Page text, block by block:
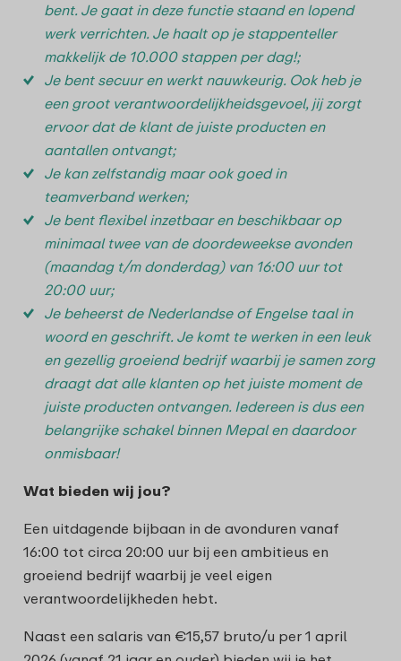
bent. Je gaat in deze functie staand en lopend
werk verrichten. Je haalt op je stappenteller
makkelijk de 10.000 stappen per dag!;
Je bent secuur en werkt nauwkeurig. Ook heb je
een groot verantwoordelijkheidsgevoel, jij zorgt
ervoor dat de klant de juiste producten en
aantallen ontvangt;
Je kan zelfstandig maar ook goed in
teamverband werken;
Je bent flexibel inzetbaar en beschikbaar op
minimaal twee van de doordeweekse avonden
(maandag t/m donderdag) van 16:00 uur tot
20:00 uur;
Je beheerst de Nederlandse of Engelse taal in
woord en geschrift. Je komt te werken in een leuk
en gezellig groeiend bedrijf waarbij je samen zorg
draagt dat alle klanten op het juiste moment de
juiste producten ontvangen. Iedereen is dus een
belangrijke schakel binnen Mepal en daardoor
onmisbaar!
Wat bieden wij jou?
Een uitdagende bijbaan in de avonduren vanaf
16:00 tot circa 20:00 uur bij een ambitieus en
groeiend bedrijf waarbij je veel eigen
verantwoordelijkheden hebt.
Naast een salaris van €15,57 bruto/u per 1 april